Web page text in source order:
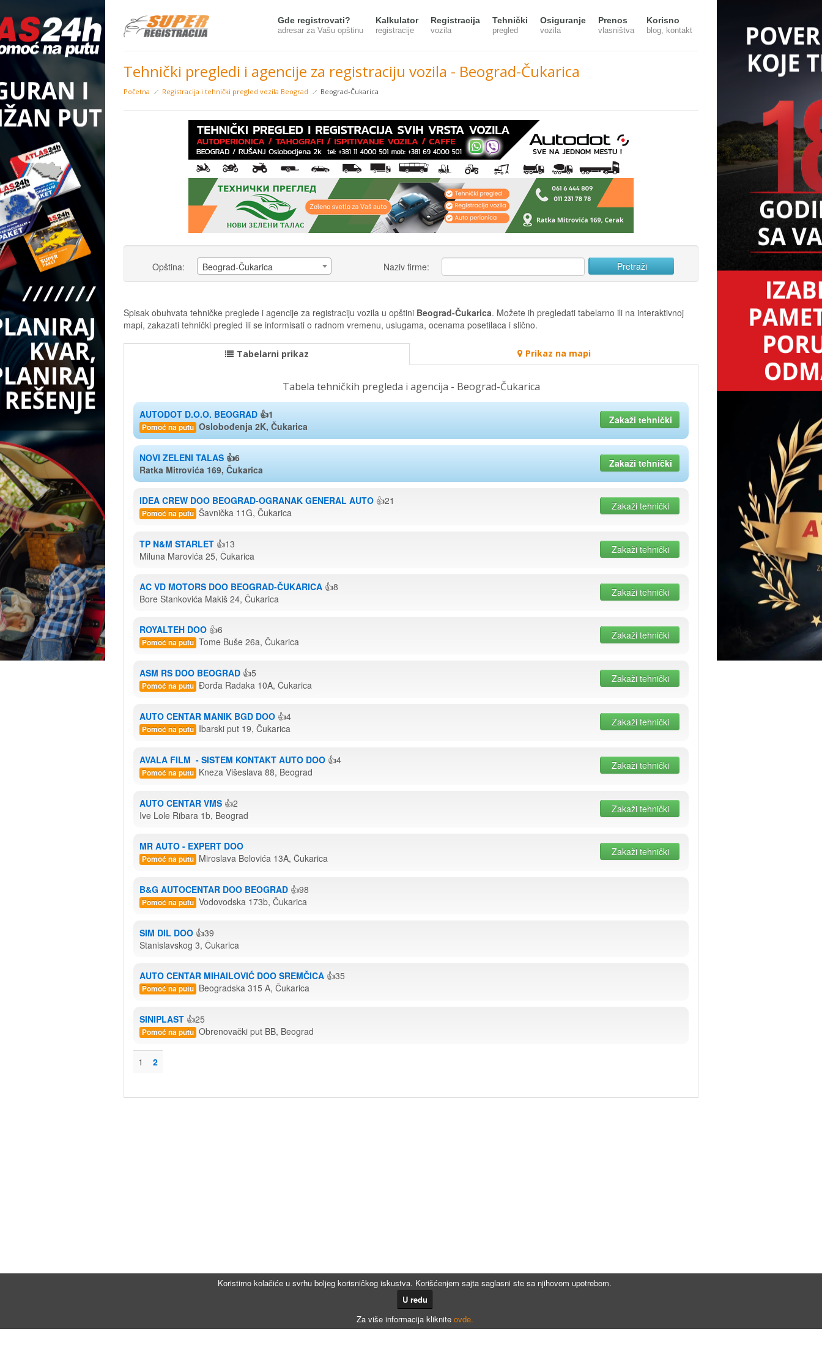
Koristimo kolačiće u svrhu boljeg korisničkog iskustva. Korišćenjem sajta saglasni ste sa njihovom upotrebom.
U redu
Za više informacija kliknite ovde.
Gde registrovati?
adresar za Vašu opštinu
Kalkulator
registracije
Registracija
vozila
Tehnički
pregled
Osiguranje
vozila
Prenos
vlasništva
Korisno
blog, kontakt
Tehnički pregledi i agencije za registraciju vozila - Beograd-Čukarica
Početna Registracija i tehnički pregled vozila Beograd Beograd-Čukarica
Opština: Beograd-Čukarica Naziv firme:
Spisak obuhvata tehničke preglede i agencije za registraciju vozila u opštini Beograd-Čukarica. Možete ih pregledati tabelarno ili na interaktivnoj
mapi, zakazati tehnički pregled ili se informisati o radnom vremenu, uslugama, ocenama posetilaca i slično.
Tabelarni prikaz Prikaz na mapi
Tabela tehničkih pregleda i agencija - Beograd-Čukarica
AUTODOT D.O.O. BEOGRAD 👍1
Pomoć na putu Oslobođenja 2K, Čukarica
Zakaži tehnički
NOVI ZELENI TALAS 👍6
Ratka Mitrovića 169, Čukarica
Zakaži tehnički
IDEA CREW DOO BEOGRAD-OGRANAK GENERAL AUTO 👍21
Pomoć na putu Šavnička 11G, Čukarica
Zakaži tehnički
TP N&M STARLET 👍13
Miluna Marovića 25, Čukarica
Zakaži tehnički
AC VD MOTORS DOO BEOGRAD-ČUKARICA 👍8
Bore Stankovića Makiš 24, Čukarica
Zakaži tehnički
ROYALTEH DOO 👍6
Pomoć na putu Tome Buše 26a, Čukarica
Zakaži tehnički
ASM RS DOO BEOGRAD 👍5
Pomoć na putu Đorđa Radaka 10A, Čukarica
Zakaži tehnički
AUTO CENTAR MANIK BGD DOO 👍4
Pomoć na putu Ibarski put 19, Čukarica
Zakaži tehnički
AVALA FILM  - SISTEM KONTAKT AUTO DOO 👍4
Pomoć na putu Kneza Višeslava 88, Beograd
Zakaži tehnički
AUTO CENTAR VMS 👍2
Ive Lole Ribara 1b, Beograd
Zakaži tehnički
MR AUTO - EXPERT DOO
Pomoć na putu Miroslava Belovića 13A, Čukarica
Zakaži tehnički
B&G AUTOCENTAR DOO BEOGRAD 👍98
Pomoć na putu Vodovodska 173b, Čukarica
SIM DIL DOO 👍39
Stanislavskog 3, Čukarica
AUTO CENTAR MIHAILOVIĆ DOO SREMČICA 👍35
Pomoć na putu Beogradska 315 A, Čukarica
SINIPLAST 👍25
Pomoć na putu Obrenovački put BB, Beograd
1 2
Kalkulatori Brzi linkovi